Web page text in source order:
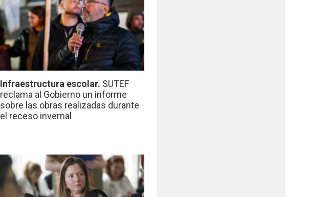
Infraestructura escolar. SUTEF
reclama al Gobierno un informe
sobre las obras realizadas durante
el receso invernal